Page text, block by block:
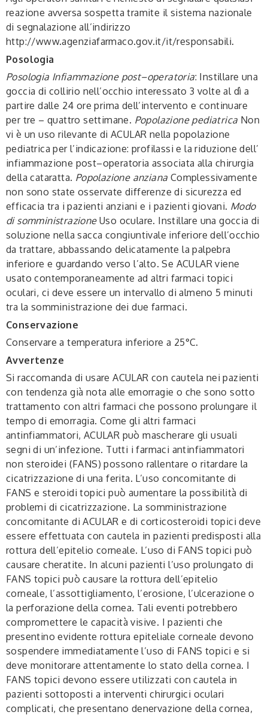
reazione avversa sospetta tramite il sistema nazionale
di segnalazione all’indirizzo
http://www.agenziafarmaco.gov.it/it/responsabili.
Posologia
Posologia Infiammazione post–operatoria: Instillare una
goccia di collirio nell’occhio interessato 3 volte al dì a
partire dalle 24 ore prima dell’intervento e continuare
per tre – quattro settimane. Popolazione pediatrica Non
vi è un uso rilevante di ACULAR nella popolazione
pediatrica per l’indicazione: profilassi e la riduzione dell’
infiammazione post–operatoria associata alla chirurgia
della cataratta. Popolazione anziana Complessivamente
non sono state osservate differenze di sicurezza ed
efficacia tra i pazienti anziani e i pazienti giovani. Modo
di somministrazioneUso oculare. Instillare una goccia di
soluzione nella sacca congiuntivale inferiore dell’occhio
da trattare, abbassando delicatamente la palpebra
inferiore e guardando verso l’alto. Se ACULAR viene
usato contemporaneamente ad altri farmaci topici
oculari, ci deve essere un intervallo di almeno 5 minuti
tra la somministrazione dei due farmaci.
Conservazione
Conservare a temperatura inferiore a 25°C.
Avvertenze
Si raccomanda di usare ACULAR con cautela nei pazienti
con tendenza già nota alle emorragie o che sono sotto
trattamento con altri farmaci che possono prolungare il
tempo di emorragia. Come gli altri farmaci
antinfiammatori, ACULAR può mascherare gli usuali
segni di un’infezione. Tutti i farmaci antinfiammatori
non steroidei (FANS) possono rallentare o ritardare la
cicatrizzazione di una ferita. L’uso concomitante di
FANS e steroidi topici può aumentare la possibilità di
problemi di cicatrizzazione. La somministrazione
concomitante di ACULAR e di corticosteroidi topici deve
essere effettuata con cautela in pazienti predisposti alla
rottura dell’epitelio corneale. L’uso di FANS topici può
causare cheratite. In alcuni pazienti l’uso prolungato di
FANS topici può causare la rottura dell’epitelio
corneale, l’assottigliamento, l’erosione, l’ulcerazione o
la perforazione della cornea. Tali eventi potrebbero
compromettere le capacità visive. I pazienti che
presentino evidente rottura epiteliale corneale devono
sospendere immediatamente l’uso di FANS topici e si
deve monitorare attentamente lo stato della cornea. I
FANS topici devono essere utilizzati con cautela in
pazienti sottoposti a interventi chirurgici oculari
complicati, che presentano denervazione della cornea,